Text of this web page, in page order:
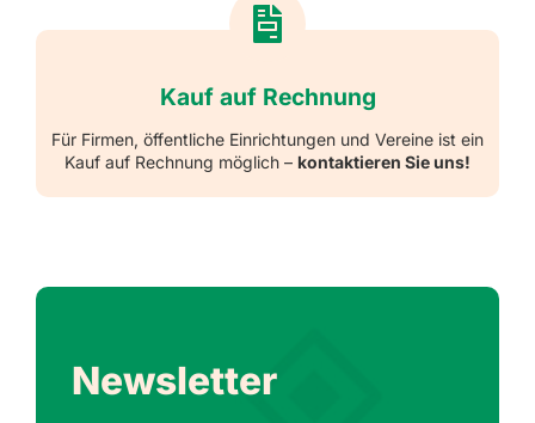
Kauf auf Rechnung
Für Firmen, öffentliche Einrichtungen und Vereine ist ein
Kauf auf Rechnung möglich – kontaktieren Sie uns!
Newsletter